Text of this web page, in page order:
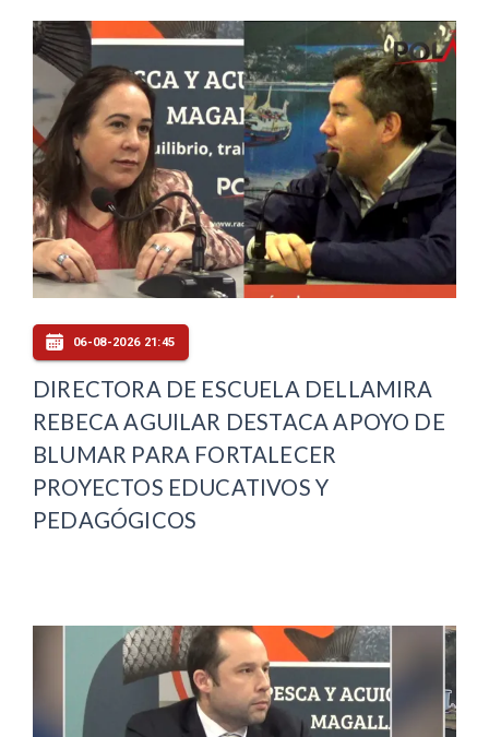
06-08-2026 21:45
DIRECTORA DE ESCUELA DELLAMIRA
REBECA AGUILAR DESTACA APOYO DE
BLUMAR PARA FORTALECER
PROYECTOS EDUCATIVOS Y
PEDAGÓGICOS